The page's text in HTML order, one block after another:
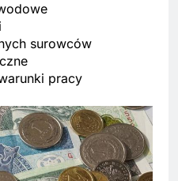
surowców
pracy